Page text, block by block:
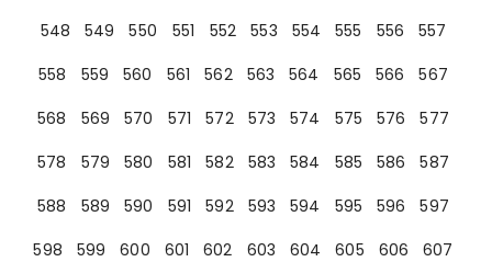
548
549 550 551 552 553 554 555 556
557
558
559 560 561 562 563 564 565 566
567
568
569 570 571 572 573 574 575 576
577
578
579 580 581 582 583 584 585 586
587
588
589 590 591 592 593 594 595 596
597
598
599 600 601 602 603 604 605 606
607